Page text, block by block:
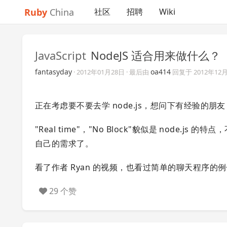
Ruby China 社区 招聘 Wiki
JavaScript NodeJS 适合用来做什么？
fantasyday ·2012年01月28日 · 最后由 oa414 回复于2012年12
正在考虑要不要去学 node.js，想问下有经验的朋
"Real time"，"No Block"貌似是 node.js 的特点，
自己的需求了。
看了作者 Ryan 的视频，也看过简单的聊天程序的
29 个赞